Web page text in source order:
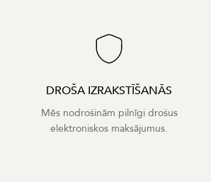
DROŠA IZRAKSTĪŠANĀS
Mēs nodrošinām pilnīgi drošus
elektroniskos maksājumus.